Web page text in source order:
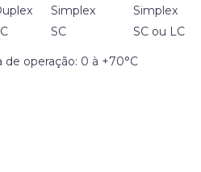
Simplex
Simplex
SC
SC ou LC
de operação: 0 à +70°C